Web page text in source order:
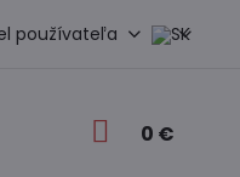
používateľa
0 €